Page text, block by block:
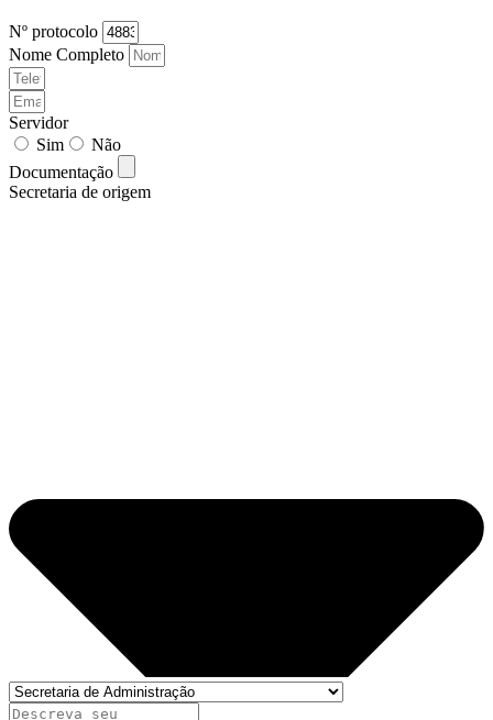
Nº protocolo
Nome Completo
Servidor
Sim
Não
Documentação
Secretaria de origem